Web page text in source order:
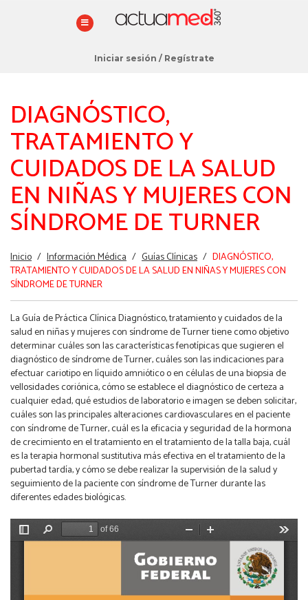
Iniciar sesión / Regístrate
DIAGNÓSTICO,
TRATAMIENTO Y
CUIDADOS DE LA SALUD
EN NIÑAS Y MUJERES CON
SÍNDROME DE TURNER
Estás
aquí
Inicio / Información Médica / Guías Clínicas / DIAGNÓSTICO,
TRATAMIENTO Y CUIDADOS DE LA SALUD EN NIÑAS Y MUJERES CON
SÍNDROME DE TURNER
La Guía de Práctica Clínica Diagnóstico, tratamiento y cuidados de la
salud en niñas y mujeres con síndrome de Turner tiene como objetivo
determinar cuáles son las características fenotípicas que sugieren el
diagnóstico de síndrome de Turner, cuáles son las indicaciones para
efectuar cariotipo en líquido amniótico o en células de una biopsia de
vellosidades coriónica, cómo se establece el diagnóstico de certeza a
cualquier edad, qué estudios de laboratorio e imagen se deben solicitar,
cuáles son las principales alteraciones cardiovasculares en el paciente
con síndrome de Turner, cuál es la eficacia y seguridad de la hormona
de crecimiento en el tratamiento en el tratamiento de la talla baja, cuál
es la terapia hormonal sustitutiva más efectiva en el tratamiento de la
pubertad tardía, y cómo se debe realizar la supervisión de la salud y
seguimiento de la paciente con síndrome de Turner durante las
diferentes edades biológicas.